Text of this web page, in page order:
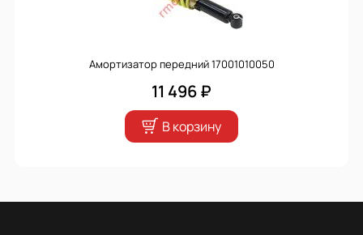
Амортизатор передний 17001010050
11 496 ₽
В корзину